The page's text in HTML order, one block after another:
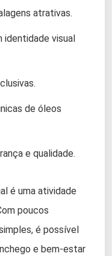
atrativas.
identidade visual
de óleos
e qualidade.
é uma atividade
poucos
é possível
e bem-estar